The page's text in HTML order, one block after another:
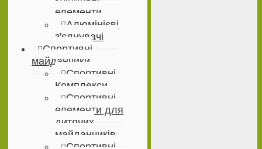
елементи
Алюмінієві
з'єднувачі
Спортивні
майданчики
Спортивні
Комплекси
Спортивні
елементи для
дитячих
майданчиків
Спортивні